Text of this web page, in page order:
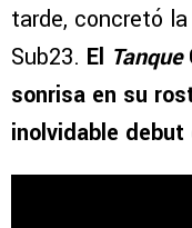
tarde, concretó
Sub23. El Tanque
sonrisa en su
inolvidable